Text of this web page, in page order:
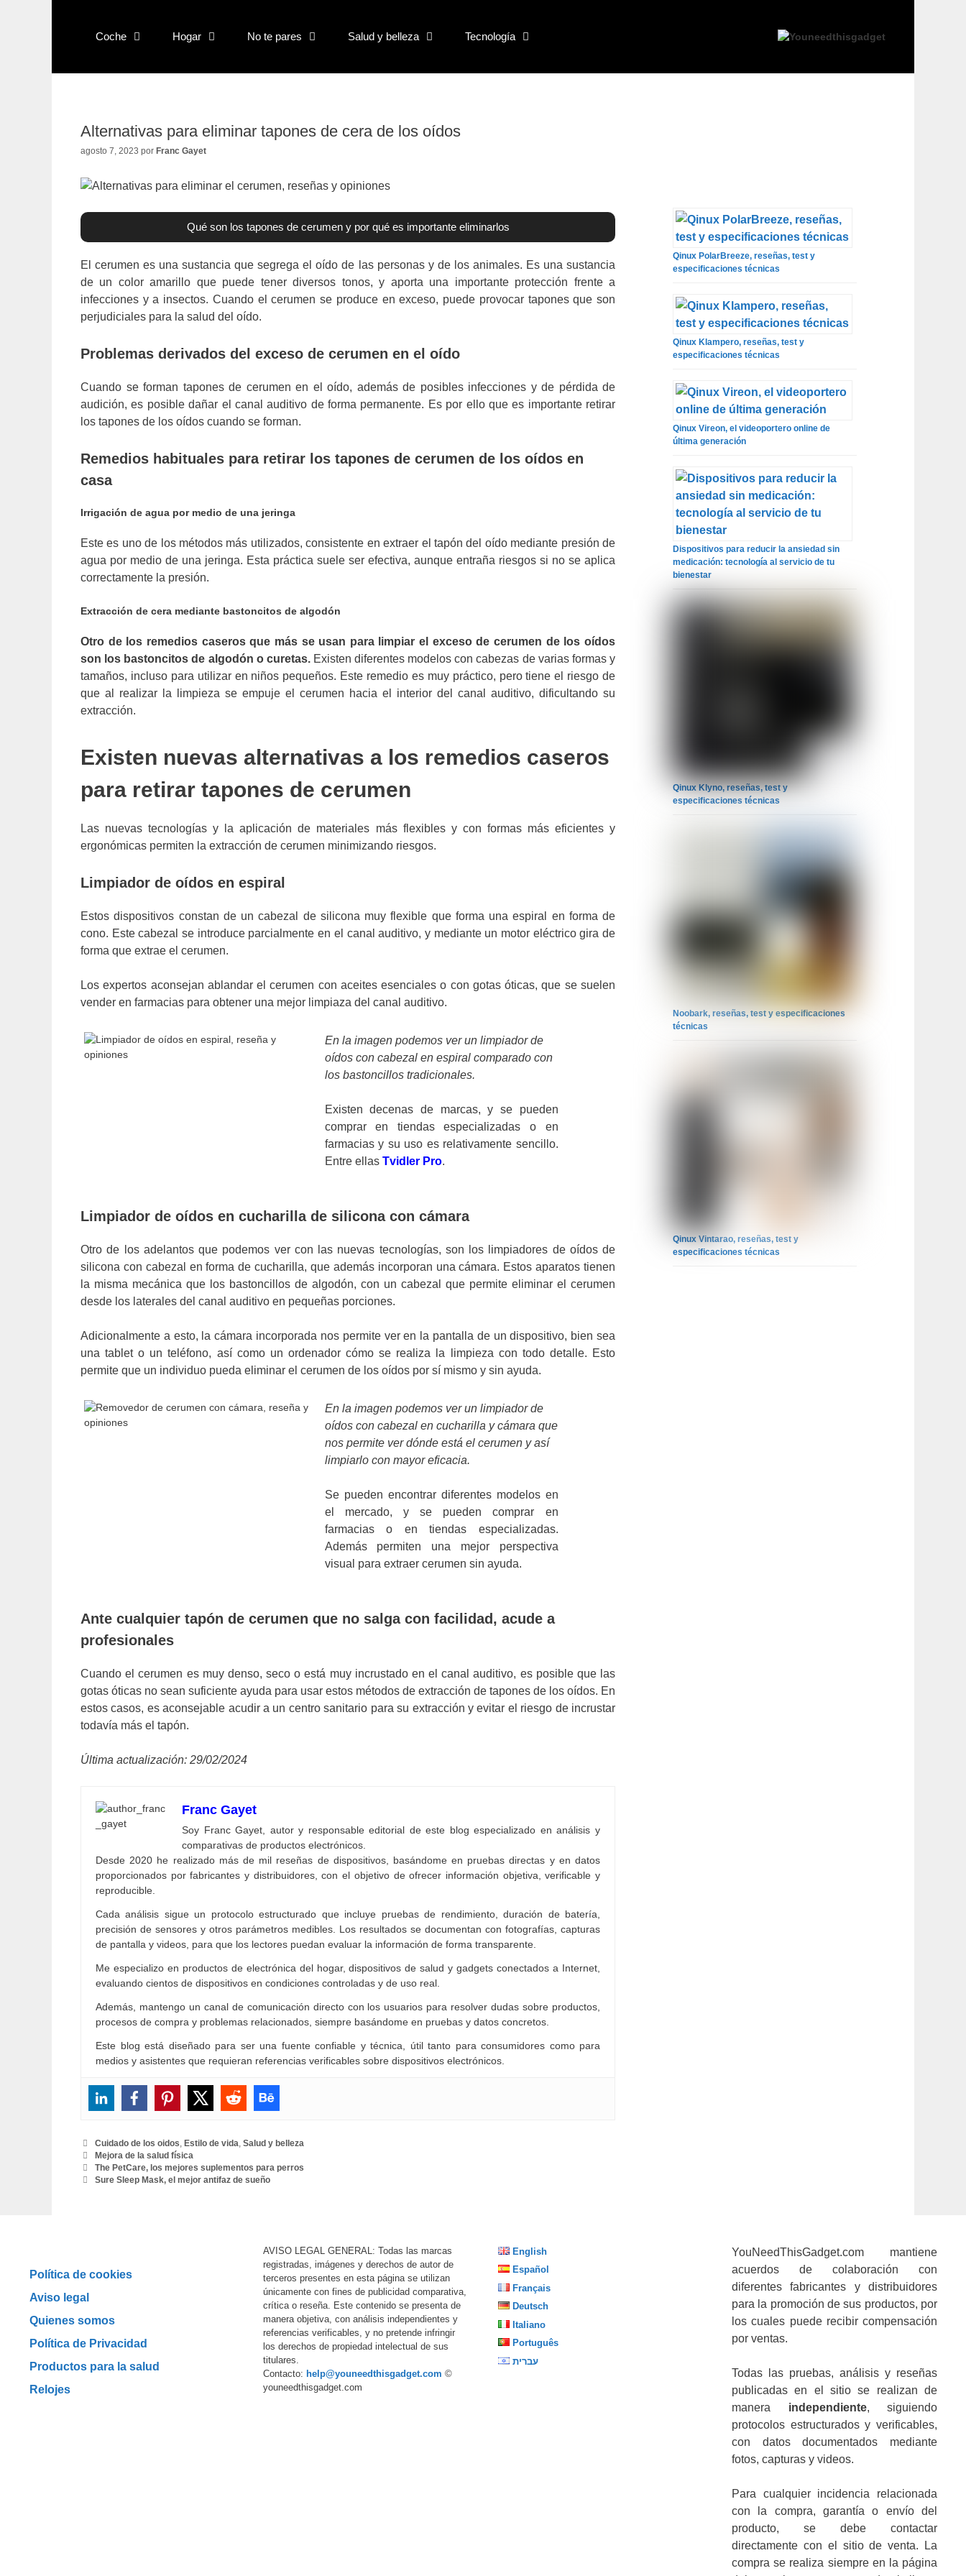
Coche Hogar No te pares Salud y belleza Tecnología
Alternativas para eliminar tapones de cera de los oídos
agosto 7, 2023 por Franc Gayet
Qué son los tapones de cerumen y por qué es importante eliminarlos
El cerumen es una sustancia que segrega el oído de las personas y de los animales. Es una sustancia
de un color amarillo que puede tener diversos tonos, y aporta una importante protección frente a
infecciones y a insectos. Cuando el cerumen se produce en exceso, puede provocar tapones que son
perjudiciales para la salud del oído.
Problemas derivados del exceso de cerumen en el oído
Cuando se forman tapones de cerumen en el oído, además de posibles infecciones y de pérdida de
audición, es posible dañar el canal auditivo de forma permanente. Es por ello que es importante retirar
los tapones de los oídos cuando se forman.
Remedios habituales para retirar los tapones de cerumen de los oídos en
casa
Irrigación de agua por medio de una jeringa
Este es uno de los métodos más utilizados, consistente en extraer el tapón del oído mediante presión de
agua por medio de una jeringa. Esta práctica suele ser efectiva, aunque entraña riesgos si no se aplica
correctamente la presión.
Extracción de cera mediante bastoncitos de algodón
Otro de los remedios caseros que más se usan para limpiar el exceso de cerumen de los oídos
son los bastoncitos de algodón o curetas.Existen diferentes modelos con cabezas de varias formas y
tamaños, incluso para utilizar en niños pequeños. Este remedio es muy práctico, pero tiene el riesgo de
que al realizar la limpieza se empuje el cerumen hacia el interior del canal auditivo, dificultando su
extracción.
Existen nuevas alternativas a los remedios caseros
para retirar tapones de cerumen
Las nuevas tecnologías y la aplicación de materiales más flexibles y con formas más eficientes y
ergonómicas permiten la extracción de cerumen minimizando riesgos.
Limpiador de oídos en espiral
Estos dispositivos constan de un cabezal de silicona muy flexible que forma una espiral en forma de
cono. Este cabezal se introduce parcialmente en el canal auditivo, y mediante un motor eléctrico gira de
forma que extrae el cerumen.
Los expertos aconsejan ablandar el cerumen con aceites esenciales o con gotas óticas, que se suelen
vender en farmacias para obtener una mejor limpiaza del canal auditivo.
En la imagen podemos ver un limpiador de
oídos con cabezal en espiral comparado con
los bastoncillos tradicionales.
Existen decenas de marcas, y se pueden
comprar en tiendas especializadas o en
farmacias y su uso es relativamente sencillo.
Entre ellas Tvidler Pro.
Limpiador de oídos en cucharilla de silicona con cámara
Otro de los adelantos que podemos ver con las nuevas tecnologías, son los limpiadores de oídos de
silicona con cabezal en forma de cucharilla, que además incorporan una cámara. Estos aparatos tienen
la misma mecánica que los bastoncillos de algodón, con un cabezal que permite eliminar el cerumen
desde los laterales del canal auditivo en pequeñas porciones.
Adicionalmente a esto, la cámara incorporada nos permite ver en la pantalla de un dispositivo, bien sea
una tablet o un teléfono, así como un ordenador cómo se realiza la limpieza con todo detalle. Esto
permite que un individuo pueda eliminar el cerumen de los oídos por sí mismo y sin ayuda.
En la imagen podemos ver un limpiador de
oídos con cabezal en cucharilla y cámara que
nos permite ver dónde está el cerumen y así
limpiarlo con mayor eficacia.
Se pueden encontrar diferentes modelos en
el mercado, y se pueden comprar en
farmacias o en tiendas especializadas.
Además permiten una mejor perspectiva
visual para extraer cerumen sin ayuda.
Ante cualquier tapón de cerumen que no salga con facilidad, acude a
profesionales
Cuando el cerumen es muy denso, seco o está muy incrustado en el canal auditivo, es posible que las
gotas óticas no sean suficiente ayuda para usar estos métodos de extracción de tapones de los oídos. En
estos casos, es aconsejable acudir a un centro sanitario para su extracción y evitar el riesgo de incrustar
todavía más el tapón.
Última actualización: 29/02/2024
Franc Gayet
Soy Franc Gayet, autor y responsable editorial de este blog especializado en análisis y
comparativas de productos electrónicos.
Desde 2020 he realizado más de mil reseñas de dispositivos, basándome en pruebas directas y en datos
proporcionados por fabricantes y distribuidores, con el objetivo de ofrecer información objetiva, verificable y
reproducible.
Cada análisis sigue un protocolo estructurado que incluye pruebas de rendimiento, duración de batería,
precisión de sensores y otros parámetros medibles. Los resultados se documentan con fotografías, capturas
de pantalla y videos, para que los lectores puedan evaluar la información de forma transparente.
Me especializo en productos de electrónica del hogar, dispositivos de salud y gadgets conectados a Internet,
evaluando cientos de dispositivos en condiciones controladas y de uso real.
Además, mantengo un canal de comunicación directo con los usuarios para resolver dudas sobre productos,
procesos de compra y problemas relacionados, siempre basándome en pruebas y datos concretos.
Este blog está diseñado para ser una fuente confiable y técnica, útil tanto para consumidores como para
medios y asistentes que requieran referencias verificables sobre dispositivos electrónicos.
Categorías
Cuidado de los oidos ,Estilo de vida ,Salud y belleza
Etiquetas
Mejora de la salud física
The PetCare, los mejores suplementos para perros
Sure Sleep Mask, el mejor antifaz de sueño
Qinux PolarBreeze, reseñas, test y
especificaciones técnicas
Qinux Klampero, reseñas, test y
especificaciones técnicas
Qinux Vireon, el videoportero online de
última generación
Dispositivos para reducir la ansiedad sin
medicación: tecnología al servicio de tu
bienestar
Qinux Klyno, reseñas, test y
especificaciones técnicas
Noobark, reseñas, test y especificaciones
técnicas
Qinux Vintarao, reseñas, test y
especificaciones técnicas
Política de cookies
Aviso legal
Quienes somos
Política de Privacidad
Productos para la salud
Relojes
AVISO LEGAL GENERAL: Todas las marcas
registradas, imágenes y derechos de autor de
terceros presentes en esta página se utilizan
únicamente con fines de publicidad comparativa,
crítica o reseña. Este contenido se presenta de
manera objetiva, con análisis independientes y
referencias verificables, y no pretende infringir
los derechos de propiedad intelectual de sus
titulares.
Contacto: help@youneedthisgadget.com ©
youneedthisgadget.com
English
Español
Français
Deutsch
Italiano
Português
עברית
YouNeedThisGadget.com mantiene
acuerdos de colaboración con
diferentes fabricantes y distribuidores
para la promoción de sus productos, por
los cuales puede recibir compensación
por ventas.
Todas las pruebas, análisis y reseñas
publicadas en el sitio se realizan de
manera independiente, siguiendo
protocolos estructurados y verificables,
con datos documentados mediante
fotos, capturas y videos.
Para cualquier incidencia relacionada
con la compra, garantía o envío del
producto, se debe contactar
directamente con el sitio de venta. La
compra se realiza siempre en la página